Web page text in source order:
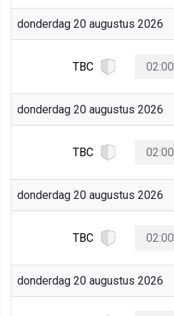
donderdag 20 augustus 2026
TBC 02:00
donderdag 20 augustus 2026
TBC 02:00
donderdag 20 augustus 2026
TBC 02:00
donderdag 20 augustus 2026